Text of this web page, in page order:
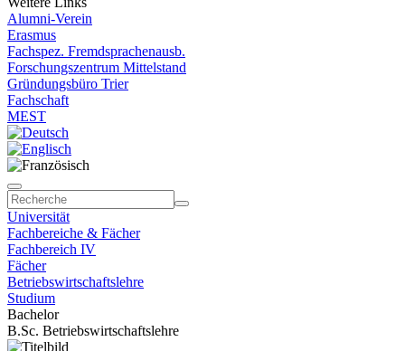
Alumni-Verein
Erasmus
Fachspez. Fremdsprachenausb.
Forschungszentrum Mittelstand
Gründungsbüro Trier
Fachschaft
MEST
Universität
Fachbereiche & Fächer
Fachbereich IV
Fächer
Betriebswirtschaftslehre
Studium
Bachelor
B.Sc. Betriebswirtschaftslehre